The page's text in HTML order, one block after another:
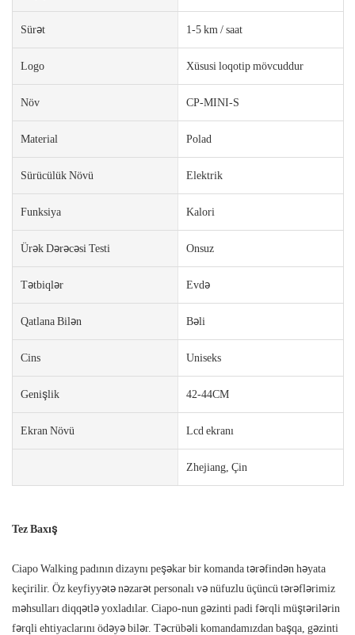
Sürət 1-5 km / saat
Logo Xüsusi loqotip mövcuddur
Növ CP-MINI-S
Material Polad
Sürücülük Növü Elektrik
Funksiya Kalori
Ürək Dərəcəsi Testi Onsuz
Tətbiqlər Evdə
Qatlana Bilən Bəli
Cins Uniseks
Genişlik 42-44CM
Ekran Növü Lcd ekranı
Zhejiang, Çin
Tez Baxış
Ciapo Walking padının dizaynı peşəkar bir komanda tərəfindən həyata
keçirilir. Öz keyfiyyətə nəzarət personalı və nüfuzlu üçüncü tərəflərimiz
məhsulları diqqətlə yoxladılar. Ciapo-nun gəzinti padi fərqli müştərilərin
fərqli ehtiyaclarını ödəyə bilər. Təcrübəli komandamızdan başqa, gəzinti